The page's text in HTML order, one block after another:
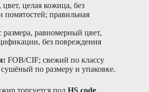
цвет, целая кожица, без
помятостей; правильная
размера, равномерный цвет,
без повреждения
FOB/CIF; свежий по классу
сушёный по размеру и упаковке.
торгуется под HS code